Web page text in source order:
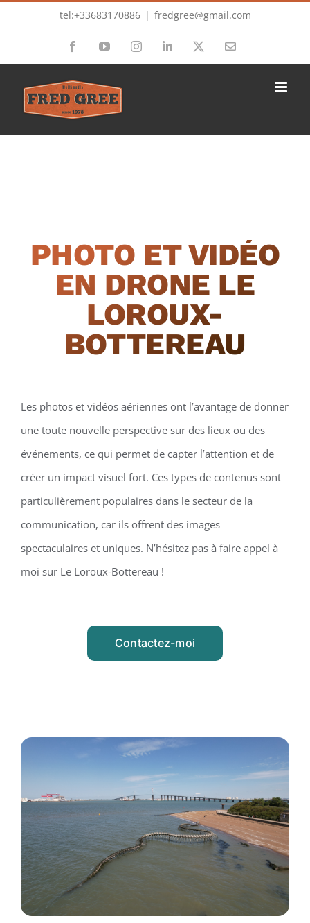
tel:+33683170886 | fredgree@gmail.com
FacebookYouTubeInstagramLinkedIn Email
PHOTO ET VIDÉO
EN DRONE LE
LOROUX-
BOTTEREAU
Les photos et vidéos aériennes ont l’avantage de donner
une toute nouvelle perspective sur des lieux ou des
événements, ce qui permet de capter l’attention et de
créer un impact visuel fort. Ces types de contenus sont
particulièrement populaires dans le secteur de la
communication, car ils offrent des images
spectaculaires et uniques. N’hésitez pas à faire appel à
moi sur Le Loroux-Bottereau !
Contactez-moi